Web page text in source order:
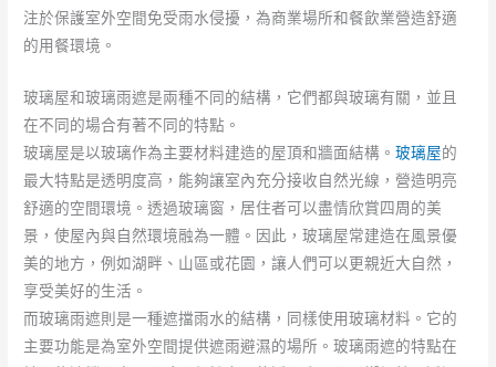
注於保護室外空間免受雨水侵擾，為商業場所和餐飲業營造舒適
的用餐環境。
玻璃屋和玻璃雨遮是兩種不同的結構，它們都與玻璃有關，並且
在不同的場合有著不同的特點。
玻璃屋是以玻璃作為主要材料建造的屋頂和牆面結構。玻璃屋的
最大特點是透明度高，能夠讓室內充分接收自然光線，營造明亮
舒適的空間環境。透過玻璃窗，居住者可以盡情欣賞四周的美
景，使屋內與自然環境融為一體。因此，玻璃屋常建造在風景優
美的地方，例如湖畔、山區或花園，讓人們可以更親近大自然，
享受美好的生活。
而玻璃雨遮則是一種遮擋雨水的結構，同樣使用玻璃材料。它的
主要功能是為室外空間提供遮雨避濕的場所。玻璃雨遮的特點在